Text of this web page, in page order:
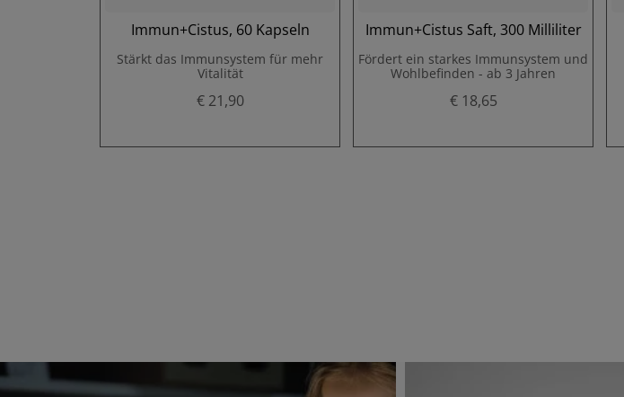
Immun+Cistus, 60 Kapseln
Stärkt das Immunsystem für mehr
Vitalität
€ 21,90
Immun+Cistus Saft, 300 Milliliter
Fördert ein starkes Immunsystem und
Wohlbefinden - ab 3 Jahren
€ 18,65